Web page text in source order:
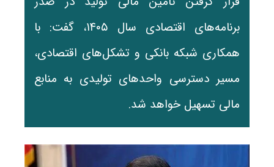
برنامه‌های اقتصادی سال ۱۴۰۵، گفت: با
همکاری شبکه بانکی و تشکل‌های اقتصادی،
مسیر دسترسی واحدهای تولیدی به منابع
مالی تسهیل خواهد شد.